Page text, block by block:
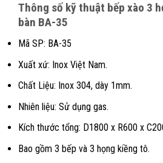
Thông số kỹ thuật bếp xào 3
bàn BA-35
Mã SP: BA-35
Xuất xứ: Inox Việt Nam.
Chất Liệu: Inox 304, dày 1mm.
Nhiên liệu: Sử dụng gas.
Kích thước tổng: D1800 x R600 x
Bao gồm 3 bếp và 3 họng kiềng tô.